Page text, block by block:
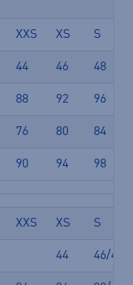
XXS XS S
44 46 48
88 92 96
76 80 84
90 94 98
XXS XS S
44 46/48